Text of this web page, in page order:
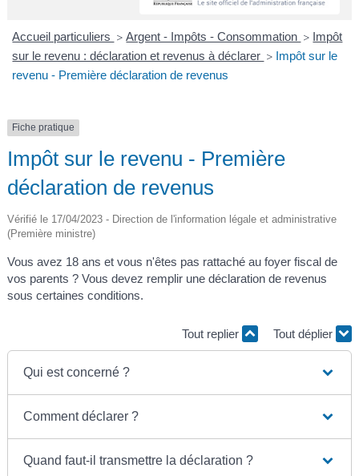
R
Accueil particuliers > Argent - Impôts - Consommation > Impôt
sur le revenu : déclaration et revenus à déclarer > Impôt sur le
revenu - Première déclaration de revenus
Fiche pratique
Impôt sur le revenu - Première
déclaration de revenus
Vérifié le 17/04/2023 - Direction de l'information légale et administrative
(Première ministre)
Vous avez 18 ans et vous n'êtes pas rattaché au foyer fiscal de
vos parents ? Vous devez remplir une déclaration de revenus
sous certaines conditions.
Tout replier Tout déplier
Qui est concerné ?
Comment déclarer ?
Quand faut-il transmettre la déclaration ?